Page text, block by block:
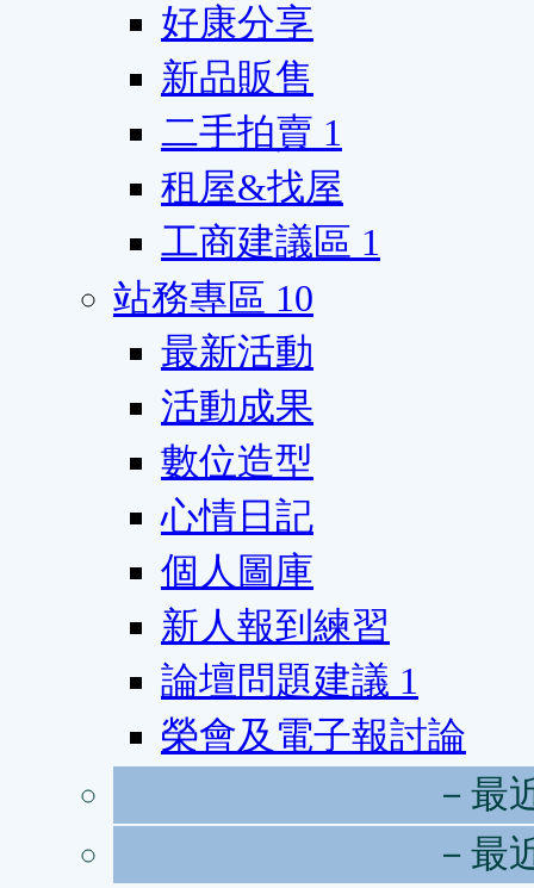
好康分享
新品販售
二手拍賣 1
租屋&找屋
工商建議區 1
站務專區 10
最新活動
活動成果
數位造型
心情日記
個人圖庫
新人報到練習
論壇問題建議 1
榮會及電子報討論
－最
－最